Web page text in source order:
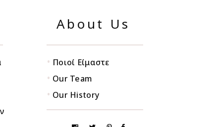
About Us
• Ποιοί Είμαστε
• Our Team
• Our History